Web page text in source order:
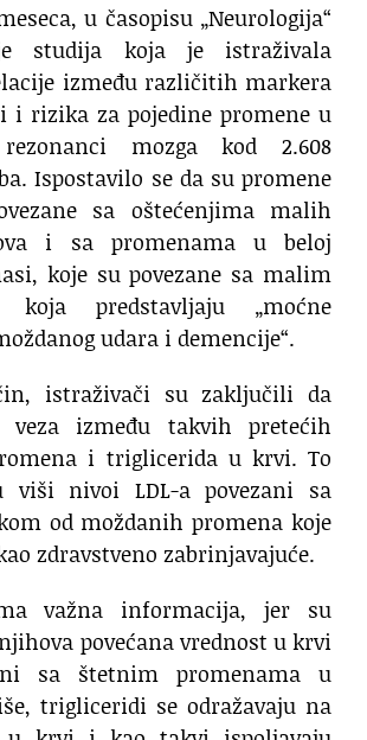
u časopisu „Neurologija“
studija koja je istraživala
između različitih markera
i rizika za pojedine promene u
mozga kod 2.608
Ispostavilo se da su promene
sa oštećenjima malih
i sa promenama u beloj
koje su povezane sa malim
koja predstavljaju „moćne
udara i demencije“.
istraživači su zaključili da
veza između takvih pretećih
i triglicerida u krvi. To
viši nivoi LDL-a povezani sa
od moždanih promena koje
zdravstveno zabrinjavajuće.
važna informacija, jer su
povećana vrednost u krvi
sa štetnim promenama u
trigliceridi se odražavaju na